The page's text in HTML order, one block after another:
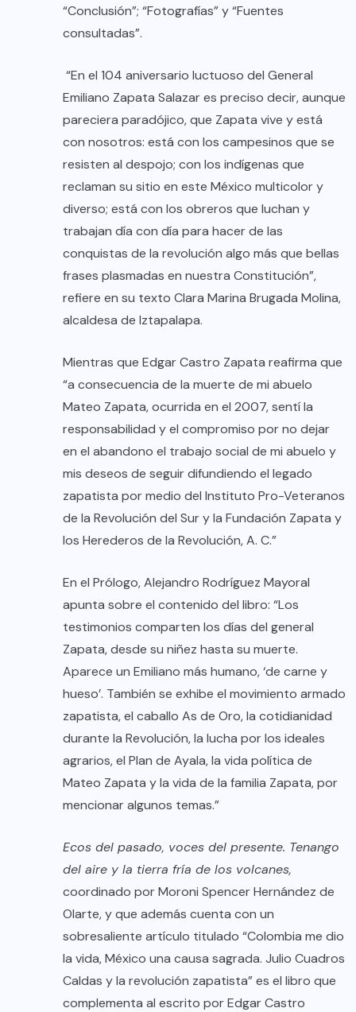
“Conclusión”; “Fotografías” y “Fuentes
consultadas”.
“En el 104 aniversario luctuoso del General
Emiliano Zapata Salazar es preciso decir, aunque
pareciera paradójico, que Zapata vive y está
con nosotros: está con los campesinos que se
resisten al despojo; con los indígenas que
reclaman su sitio en este México multicolor y
diverso; está con los obreros que luchan y
trabajan día con día para hacer de las
conquistas de la revolución algo más que bellas
frases plasmadas en nuestra Constitución”,
refiere en su texto Clara Marina Brugada Molina,
alcaldesa de Iztapalapa.
Mientras que Edgar Castro Zapata reafirma que
“a consecuencia de la muerte de mi abuelo
Mateo Zapata, ocurrida en el 2007, sentí la
responsabilidad y el compromiso por no dejar
en el abandono el trabajo social de mi abuelo y
mis deseos de seguir difundiendo el legado
zapatista por medio del Instituto Pro-Veteranos
de la Revolución del Sur y la Fundación Zapata y
los Herederos de la Revolución, A. C.”
En el Prólogo, Alejandro Rodríguez Mayoral
apunta sobre el contenido del libro: “Los
testimonios comparten los días del general
Zapata, desde su niñez hasta su muerte.
Aparece un Emiliano más humano, ‘de carne y
hueso’. También se exhibe el movimiento armado
zapatista, el caballo As de Oro, la cotidianidad
durante la Revolución, la lucha por los ideales
agrarios, el Plan de Ayala, la vida política de
Mateo Zapata y la vida de la familia Zapata, por
mencionar algunos temas.”
Ecos del pasado, voces del presente. Tenango
del aire y la tierra fría de los volcanes,
coordinado por Moroni Spencer Hernández de
Olarte, y que además cuenta con un
sobresaliente artículo titulado “Colombia me dio
la vida, México una causa sagrada. Julio Cuadros
Caldas y la revolución zapatista” es el libro que
complementa al escrito por Edgar Castro